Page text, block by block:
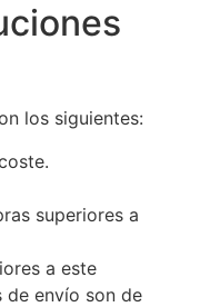
los siguientes:
superiores a
a este
envío son de